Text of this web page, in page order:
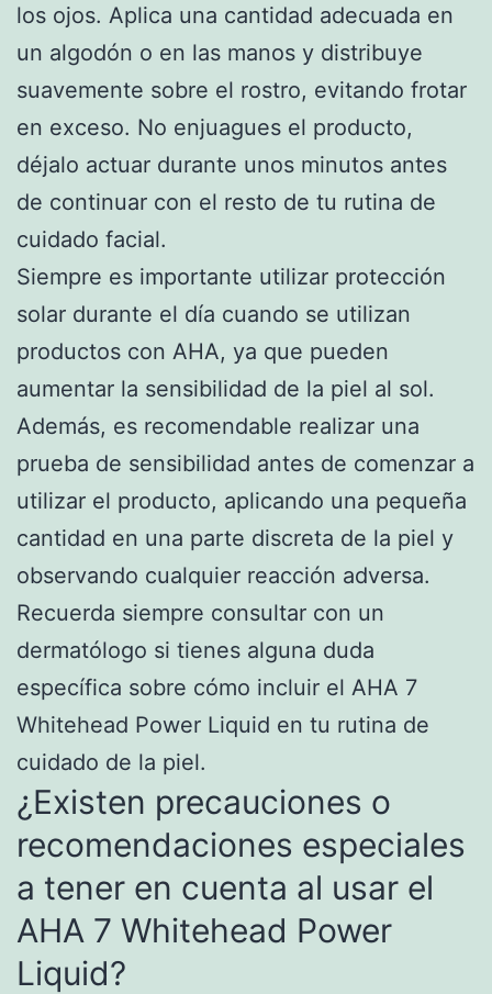
los ojos. Aplica una cantidad adecuada en
un algodón o en las manos y distribuye
suavemente sobre el rostro, evitando frotar
en exceso. No enjuagues el producto,
déjalo actuar durante unos minutos antes
de continuar con el resto de tu rutina de
cuidado facial.
Siempre es importante utilizar protección
solar durante el día cuando se utilizan
productos con AHA, ya que pueden
aumentar la sensibilidad de la piel al sol.
Además, es recomendable realizar una
prueba de sensibilidad antes de comenzar a
utilizar el producto, aplicando una pequeña
cantidad en una parte discreta de la piel y
observando cualquier reacción adversa.
Recuerda siempre consultar con un
dermatólogo si tienes alguna duda
específica sobre cómo incluir el AHA 7
Whitehead Power Liquid en tu rutina de
cuidado de la piel.
¿Existen precauciones o
recomendaciones especiales
a tener en cuenta al usar el
AHA 7 Whitehead Power
Liquid?